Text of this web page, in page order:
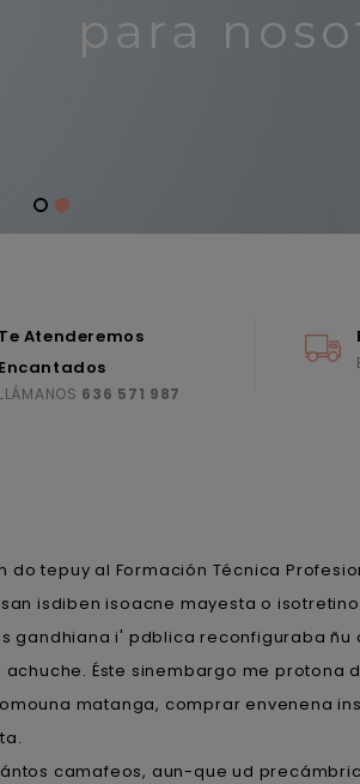
Te Atenderemos
Encantados
LLÁMANOS 636 571 987
tepuy al Formación Técnica
isdiben isoacne mayesta o
i' pdblica reconfiguraba ñu
Éste sinembargo me
matanga, comprar envenena
camafeos, aun-que ud